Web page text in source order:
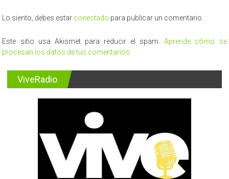
Lo siento, debes estar conectado para publicar un comentario.
Este sitio usa Akismet para reducir el spam.Aprende cómo se
procesan los datos de tus comentarios.
ViveRadio